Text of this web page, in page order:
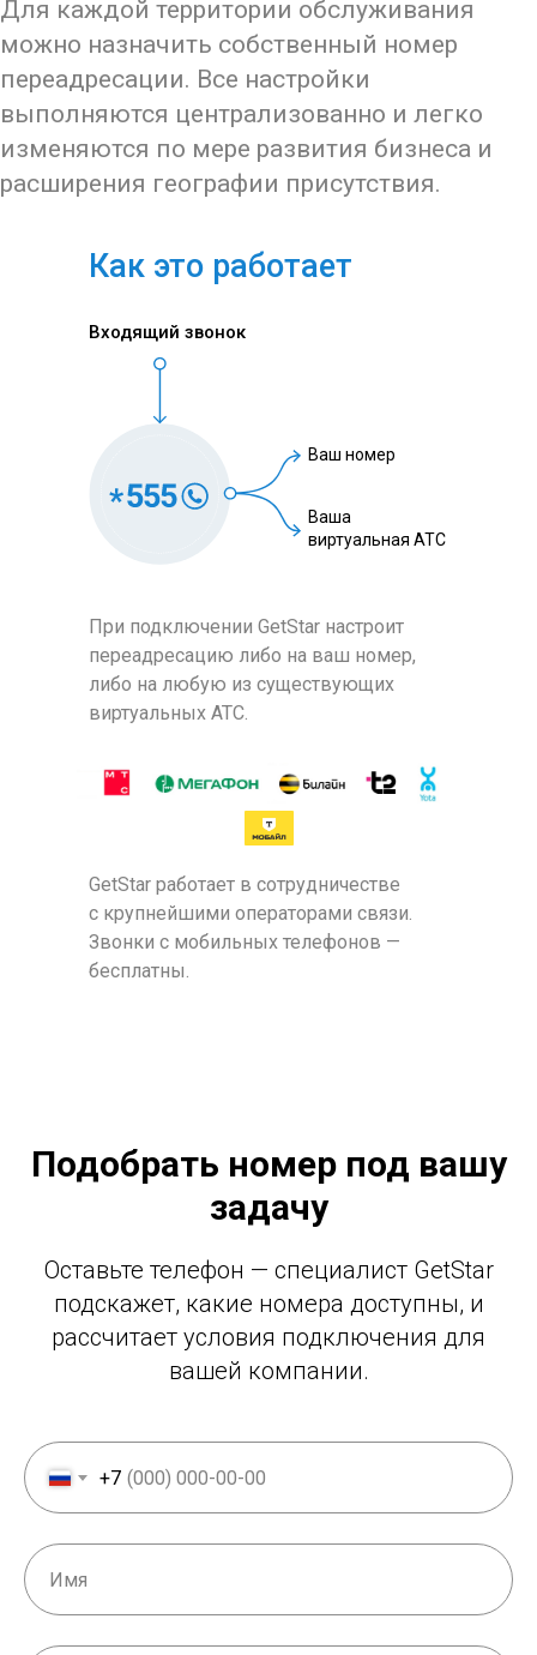
Для каждой территории обслуживания
можно назначить собственный номер
переадресации. Все настройки
выполняются централизованно и легко
изменяются по мере развития бизнеса и
расширения географии присутствия.
При подключении GetStar настроит
переадресацию либо на ваш номер,
либо на любую из существующих
виртуальных АТС.
Как это работает
Входящий звонок
Ваш номер
Ваша
виртуальная АТС
GetStar работает в сотрудничестве
с крупнейшими операторами связи.
Звонки с мобильных телефонов —
бесплатны.
Подобрать номер под вашу
задачу
Оставьте телефон — специалист GetStar
подскажет, какие номера доступны, и
рассчитает условия подключения для
вашей компании.
+7